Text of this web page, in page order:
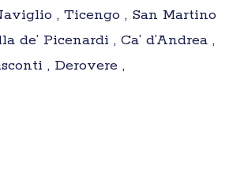
, Ticengo , San Martino
de’ Picenardi , Ca’ d’Andrea ,
, Derovere ,